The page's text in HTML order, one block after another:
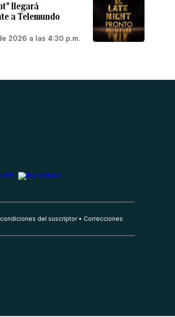
llegará
a Telemundo
2026 a las 4:30 p.m.
del suscriptor Correcciones